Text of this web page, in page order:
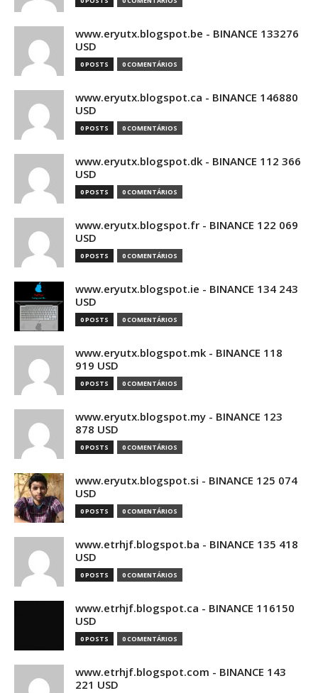
www.eryutx.blogspot.be - BINANCE 133276
USD
0 POSTS 0 COMENTÁRIOS
www.eryutx.blogspot.ca - BINANCE 146880
USD
0 POSTS 0 COMENTÁRIOS
www.eryutx.blogspot.dk - BINANCE 112 366
USD
0 POSTS 0 COMENTÁRIOS
www.eryutx.blogspot.fr - BINANCE 122 069
USD
0 POSTS 0 COMENTÁRIOS
www.eryutx.blogspot.ie - BINANCE 134 243
USD
0 POSTS 0 COMENTÁRIOS
www.eryutx.blogspot.mk - BINANCE 118
919 USD
0 POSTS 0 COMENTÁRIOS
www.eryutx.blogspot.my - BINANCE 123
878 USD
0 POSTS 0 COMENTÁRIOS
www.eryutx.blogspot.si - BINANCE 125 074
USD
0 POSTS 0 COMENTÁRIOS
www.etrhjf.blogspot.ba - BINANCE 135 418
USD
0 POSTS 0 COMENTÁRIOS
www.etrhjf.blogspot.ca - BINANCE 116150
USD
0 POSTS 0 COMENTÁRIOS
www.etrhjf.blogspot.com - BINANCE 143
221 USD